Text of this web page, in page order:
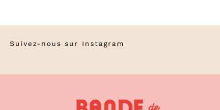
Suivez-nous sur Instagram